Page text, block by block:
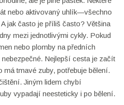
nebo aktivovaný uhlík—všechno
jak často je příliš často? Většina
mezi jednotlivými cykly. Pokud
nebo plomby na předních
Nejlepší cesta je začít
má tmavé zuby, potřebuje bělení.
Jiným lidem chybí
vypadají neesteticky i po bělení.